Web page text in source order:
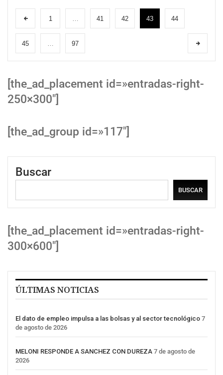
1 41 42 43 44
45 97
[the_ad_placement id=»entradas-right-
250×300″]
[the_ad_group id=»117″]
Buscar
BUSCAR
[the_ad_placement id=»entradas-right-
300×600″]
ÚLTIMAS NOTICIAS
El dato de empleo impulsa a las bolsas y al sector tecnológico 7
de agosto de 2026
MELONI RESPONDE A SANCHEZ CON DUREZA 7 de agosto de
2026